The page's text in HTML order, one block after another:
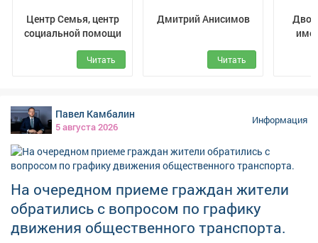
Центр Семья, центр
социальной помощи
Читать
Дмитрий Анисимов
Читать
Павел Камбалин
5 августа 2026
Информация
На очередном приеме граждан жители
обратились с вопросом по графику
движения общественного транспорта.